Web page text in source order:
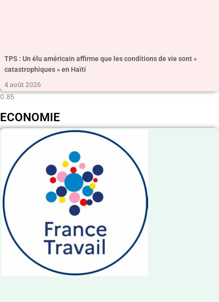
TPS : Un élu américain affirme que les conditions de vie sont «
catastrophiques » en Haïti
4 août 2026
ECONOMIE